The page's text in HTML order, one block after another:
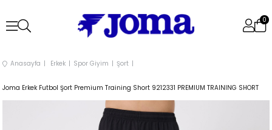
0
Anasayfa Erkek Spor Giyim Şort
Joma Erkek Futbol Şort Premium Training Short 9212331 PREMIUM TRAINING SHORT